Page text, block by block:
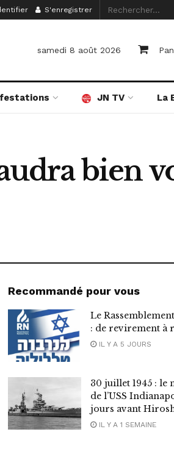
S'enregistrer
samedi 8 août 2026
JN TV La
bien
Recommandé pour vous
Le
: de revirement à
IL Y A 5 JOURS
30 juillet 1945 : le
de l’USS
jours avant
IL Y A 1 SEMAINE